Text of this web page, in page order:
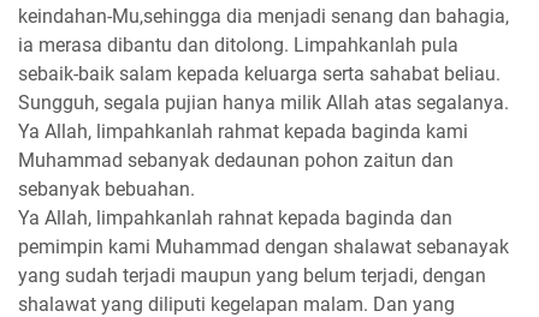
keindahan-Mu,sehingga dia menjadi senang dan bahagia,
ia merasa dibantu dan ditolong. Limpahkanlah pula
sebaik-baik salam kepada keluarga serta sahabat beliau.
Sungguh, segala pujian hanya milik Allah atas segalanya.
Ya Allah, limpahkanlah rahmat kepada baginda kami
Muhammad sebanyak dedaunan pohon zaitun dan
sebanyak bebuahan.
Ya Allah, limpahkanlah rahnat kepada baginda dan
pemimpin kami Muhammad dengan shalawat sebanayak
yang sudah terjadi maupun yang belum terjadi, dengan
shalawat yang diliputi kegelapan malam. Dan yang